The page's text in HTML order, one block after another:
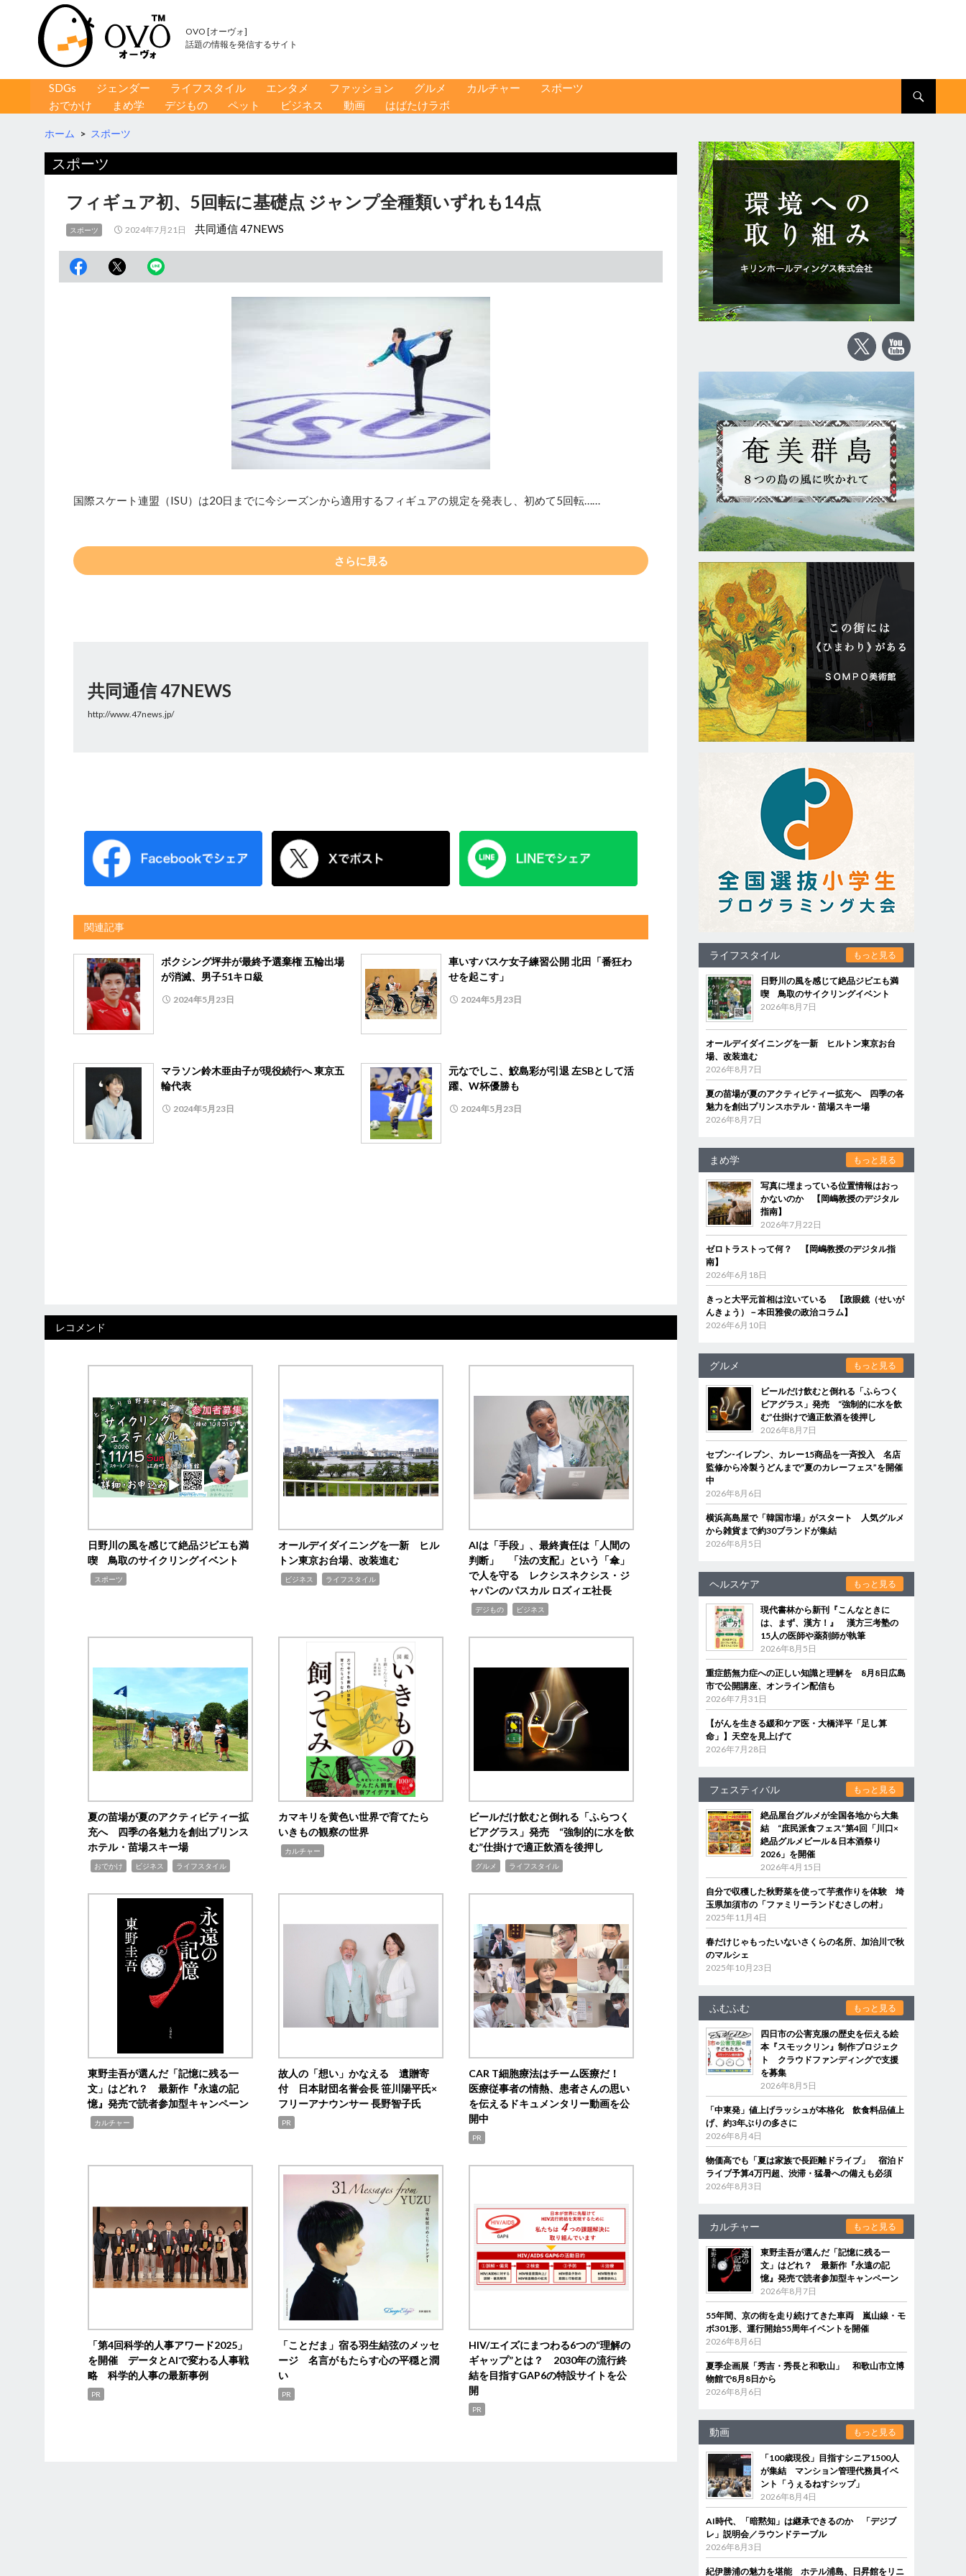
OVO [オーヴォ]
話題の情報を発信するサイト
コンテンツへ移動
SDGs ジェンダー ライフスタイル エンタメ ファッション グルメ カルチャー
スポーツ
おでかけ
まめ学 デジもの ペット ビジネス 動画 はばたけラボ
ホーム > スポーツ
スポーツ
フィギュア初、5回転に基礎点 ジャンプ全種類いずれも14点
スポーツ 2024年7月21日 共同通信 47NEWS
国際スケート連盟（ISU）は20日までに今シーズンから適用するフィギュアの規定を発表し、初めて5回転……
さらに見る
共同通信 47NEWS
http://www.47news.jp/
関連記事
ボクシング坪井が最終予選棄権 五輪出場
が消滅、男子51キロ級
2024年5月23日
車いすバスケ女子練習公開 北田「番狂わ
せを起こす」
2024年5月23日
マラソン鈴木亜由子が現役続行へ 東京五
輪代表
2024年5月23日
元なでしこ、鮫島彩が引退 左SBとして活
躍、W杯優勝も
2024年5月23日
レコメンド
日野川の風を感じて絶品ジビエも満
喫 鳥取のサイクリングイベント
スポーツ
オールデイダイニングを一新 ヒル
トン東京お台場、改装進む
ビジネス ライフスタイル
AIは「手段」、最終責任は「人間の
判断」 「法の支配」という「傘」
で人を守る レクシスネクシス・ジ
ャパンのパスカル ロズィエ社長
デジもの ビジネス
夏の苗場が夏のアクティビティー拡
充へ 四季の各魅力を創出プリンス
ホテル・苗場スキー場
おでかけ ビジネス ライフスタイル
カマキリを黄色い世界で育てたら
いきもの観察の世界
カルチャー
ビールだけ飲むと倒れる「ふらつく
ビアグラス」発売 “強制的に水を飲
む”仕掛けで適正飲酒を後押し
グルメ ライフスタイル
東野圭吾が選んだ「記憶に残る一
文」はどれ？ 最新作『永遠の記
憶』発売で読者参加型キャンペーン
カルチャー
故人の「想い」かなえる 遺贈寄
付 日本財団名誉会長 笹川陽平氏×
フリーアナウンサー 長野智子氏
PR
CAR T細胞療法はチーム医療だ！
医療従事者の情熱、患者さんの思い
を伝えるドキュメンタリー動画を公
開中
PR
「第4回科学的人事アワード2025」
を開催 データとAIで変わる人事戦
略 科学的人事の最新事例
PR
「ことだま」宿る羽生結弦のメッセ
ージ 名言がもたらす心の平穏と潤
い
PR
HIV/エイズにまつわる6つの“理解の
ギャップ”とは？ 2030年の流行終
結を目指すGAP6の特設サイトを公
開
PR
ライフスタイル もっと見る
日野川の風を感じて絶品ジビエも満
喫 鳥取のサイクリングイベント
2026年8月7日
オールデイダイニングを一新 ヒルトン東京お台
場、改装進む
2026年8月7日
夏の苗場が夏のアクティビティー拡充へ 四季の各
魅力を創出プリンスホテル・苗場スキー場
2026年8月7日
まめ学 もっと見る
写真に埋まっている位置情報はおっ
かないのか 【岡嶋教授のデジタル
指南】
2026年7月22日
ゼロトラストって何？ 【岡嶋教授のデジタル指
南】
2026年6月18日
きっと大平元首相は泣いている 【政眼鏡（せいが
んきょう）－本田雅俊の政治コラム】
2026年6月10日
グルメ もっと見る
ビールだけ飲むと倒れる「ふらつく
ビアグラス」発売 “強制的に水を飲
む”仕掛けで適正飲酒を後押し
2026年8月7日
セブン‐イレブン、カレー15商品を一斉投入 名店
監修から冷製うどんまで“夏のカレーフェス”を開催
中
2026年8月6日
横浜高島屋で「韓国市場」がスタート 人気グルメ
から雑貨まで約30ブランドが集結
2026年8月5日
ヘルスケア もっと見る
現代書林から新刊『こんなときに
は、まず、漢方！』 漢方三考塾の
15人の医師や薬剤師が執筆
2026年8月5日
重症筋無力症への正しい知識と理解を 8月8日広島
市で公開講座、オンライン配信も
2026年7月31日
【がんを生きる緩和ケア医・大橋洋平「足し算
命」】天空を見上げて
2026年7月28日
フェスティバル もっと見る
絶品屋台グルメが全国各地から大集
結 “庶民派食フェス”第4回「川口×
絶品グルメビール＆日本酒祭り
2026」を開催
2026年4月15日
自分で収穫した秋野菜を使って芋煮作りを体験 埼
玉県加須市の「ファミリーランドむさしの村」
2025年11月4日
春だけじゃもったいないさくらの名所、加治川で秋
のマルシェ
2025年10月23日
ふむふむ もっと見る
四日市の公害克服の歴史を伝える絵
本『スモックリン』制作プロジェク
ト クラウドファンディングで支援
を募集
2026年8月5日
「中東発」値上げラッシュが本格化 飲食料品値上
げ、約3年ぶりの多さに
2026年8月4日
物価高でも「夏は家族で長距離ドライブ」 宿泊ド
ライブ予算4万円超、渋滞・猛暑への備えも必須
2026年8月3日
カルチャー もっと見る
東野圭吾が選んだ「記憶に残る一
文」はどれ？ 最新作『永遠の記
憶』発売で読者参加型キャンペーン
2026年8月7日
55年間、京の街を走り続けてきた車両 嵐山線・モ
ボ301形、運行開始55周年イベントを開催
2026年8月6日
夏季企画展「秀吉・秀長と和歌山」 和歌山市立博
物館で8月8日から
2026年8月6日
動画 もっと見る
「100歳現役」目指すシニア1500人
が集結 マンション管理代務員イベ
ント「うぇるねすシップ」
2026年8月4日
AI時代、「暗黙知」は継承できるのか 「デジブ
レ」説明会／ラウンドテーブル
2026年8月3日
紀伊勝浦の魅力を堪能 ホテル浦島、日昇館をリニ